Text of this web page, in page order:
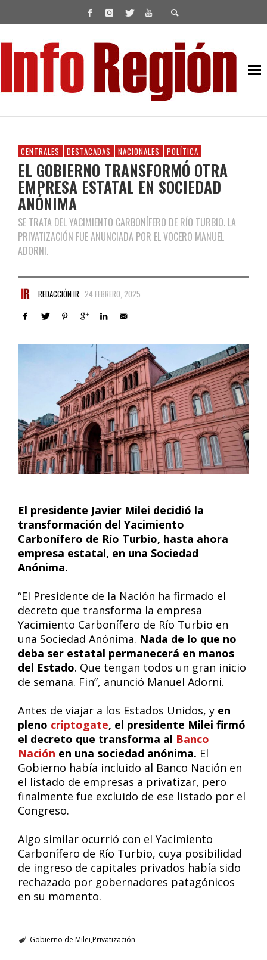
CENTRALES DESTACADAS NACIONALES POLÍTICA
EL GOBIERNO TRANSFORMÓ OTRA
EMPRESA ESTATAL EN SOCIEDAD
ANÓNIMA
SE TRATA DEL YACIMIENTO CARBONÍFERO DE RÍO TURBIO. LA
PRIVATIZACIÓN FUE ANUNCIADA POR EL VOCERO MANUEL
ADORNI.
REDACCIÓN IR 24 FEBRERO, 2025
El presidente Javier Milei decidió la
transformación del Yacimiento
Carbonífero de Río Turbio, hasta ahora
empresa estatal, en una Sociedad
Anónima.
“El Presidente de la Nación ha firmado el
decreto que transforma la empresa
Yacimiento Carbonífero de Río Turbio en
una Sociedad Anónima. Nada de lo que no
deba ser estatal permanecerá en manos
del Estado. Que tengan todos un gran inicio
de semana. Fin”, anunció Manuel Adorni.
Antes de viajar a los Estados Unidos, y en
pleno criptogate, el presidente Milei firmó
el decreto que transforma al Banco
Nación en una sociedad anónima. El
Gobierno había incluido al Banco Nación en
el listado de empresas a privatizar, pero
finalmente fue excluido de ese listado por el
Congreso.
Algo similar ocurrió con el Yacimiento
Carbonífero de Río Turbio, cuya posibilidad
de ingreso de capitales privados había sido
rechazado por gobernadores patagónicos
en su momento.
Gobierno de Milei Privatización